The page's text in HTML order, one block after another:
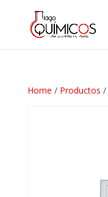
Home / Productos /